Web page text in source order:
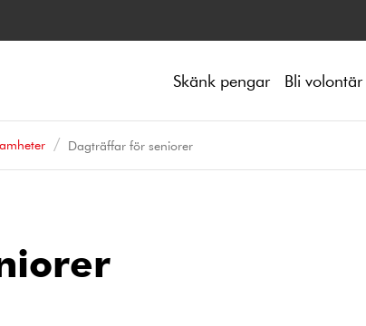
Skänk pengar Bli volontär
Dagträffar för seniorer